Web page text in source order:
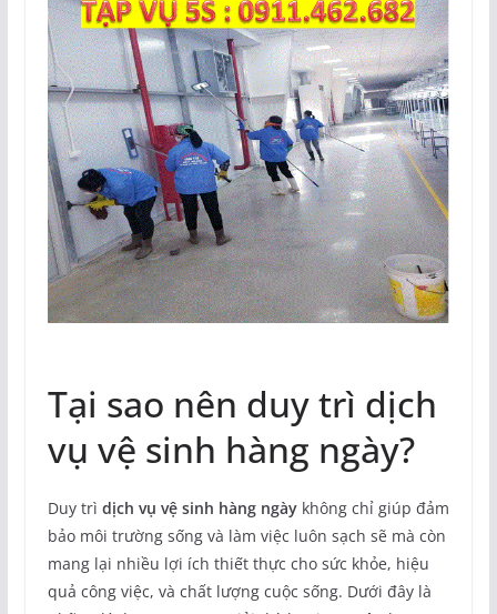
Tại sao nên duy trì dịch
vụ vệ sinh hàng ngày?
Duy trì dịch vụ vệ sinh hàng ngàykhông chỉ giúp đảm
bảo môi trường sống và làm việc luôn sạch sẽ mà còn
mang lại nhiều lợi ích thiết thực cho sức khỏe, hiệu
quả công việc, và chất lượng cuộc sống. Dưới đây là